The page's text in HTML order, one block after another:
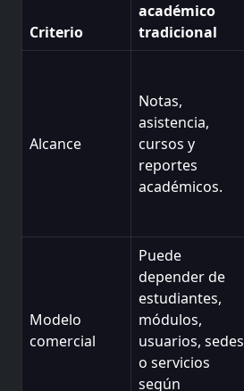
Criterio
académico
tradicional
Alcance
Notas,
asistencia,
cursos y
reportes
académicos.
Modelo
comercial
Puede
depender de
estudiantes,
módulos,
usuarios, sedes
o servicios
según